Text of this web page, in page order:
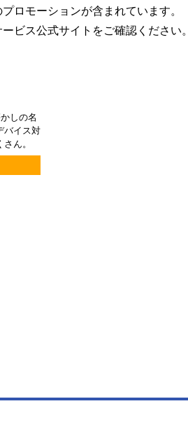
ロモーションが含まれています。
ビス公式サイトをご確認ください。
しの名
バイス対
ん。